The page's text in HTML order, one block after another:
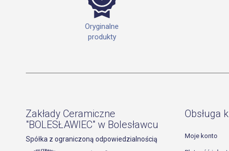
Oryginalne
produkty
Zakłady Ceramiczne
"BOLESŁAWIEC" w Bolesławcu
Spółka z ograniczoną odpowiedzialnością
Obsługa
Moje konto